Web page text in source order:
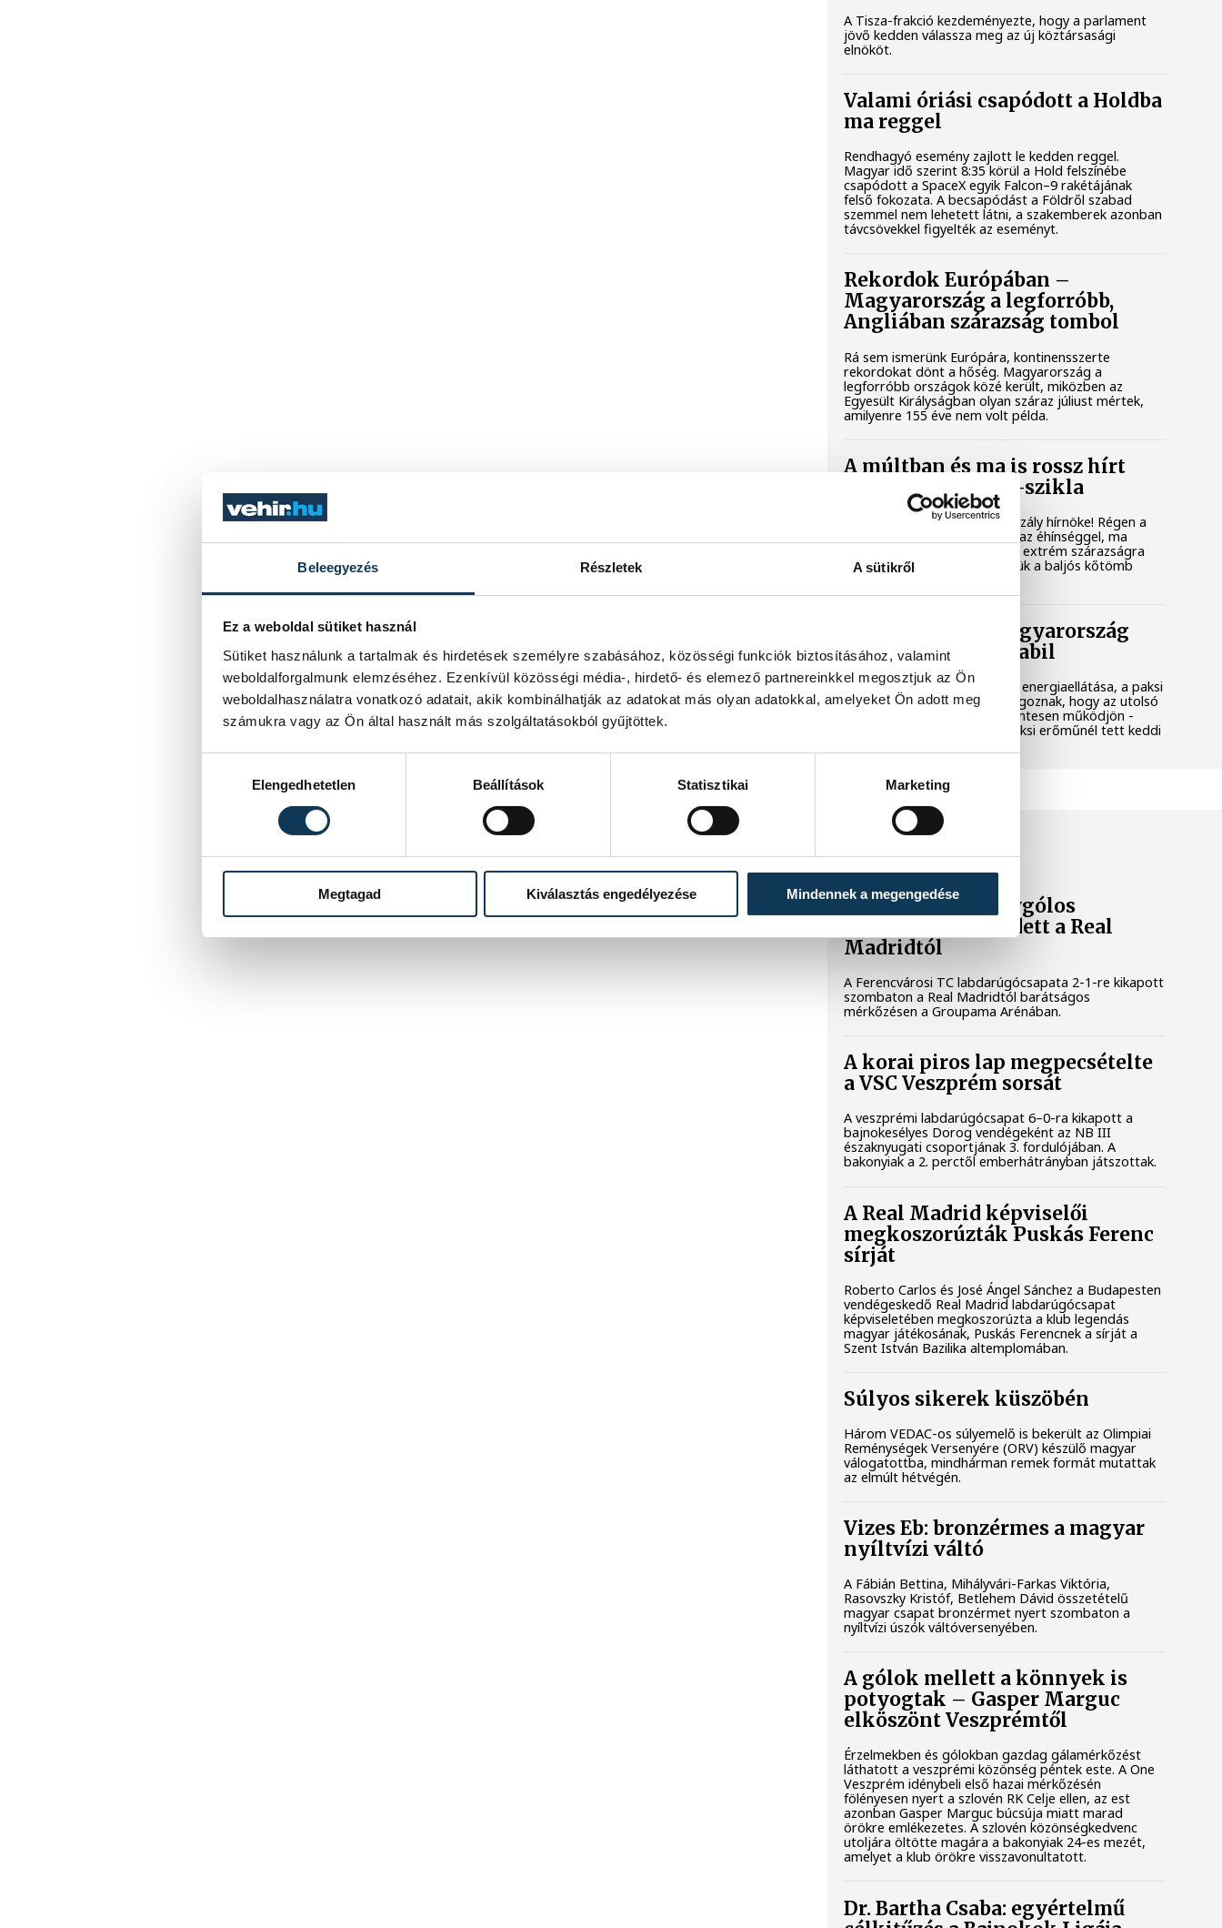
Beleegyezés Részletek A sütikről
Ez a weboldal sütiket használ
Sütiket használunk a tartalmak és hirdetések személyre szabásához, közösségi funkciók biztosításához, valamint
weboldalforgalmunk elemzéséhez. Ezenkívül közösségi média-, hirdető- és elemező partnereinkkel megosztjuk az Ön
weboldalhasználatra vonatkozó adatait, akik kombinálhatják az adatokat más olyan adatokkal, amelyeket Ön adott meg
számukra vagy az Ön által használt más szolgáltatásokból gyűjtöttek.
Elengedhetetlen
Beállítások Statisztikai Marketing
Megtagad Kiválasztás engedélyezése Mindennek a megengedése
A Tisza-frakció kezdeményezte, hogy a parlament
jövő kedden válassza meg az új köztársasági
elnököt.
Valami óriási csapódott a Holdba
ma reggel
Rendhagyó esemény zajlott le kedden reggel.
Magyar idő szerint 8:35 körül a Hold felszínébe
csapódott a SpaceX egyik Falcon–9 rakétájának
felső fokozata. A becsapódást a Földről szabad
szemmel nem lehetett látni, a szakemberek azonban
távcsövekkel figyelték az eseményt.
Rekordok Európában –
Magyarország a legforróbb,
Angliában szárazság tombol
Rá sem ismerünk Európára, kontinensszerte
rekordokat dönt a hőség. Magyarország a
legforróbb országok közé került, miközben az
Egyesült Királyságban olyan száraz júliust mértek,
amilyenre 155 éve nem volt példa.
A múltban és ma is rossz hírt
hoz a dunai Ínség-szikla
Újra kilátszik a Dunából az aszály hírnöke! Régen a
felbukkanása egyet jelentett az éhínséggel, ma
pedig a klímaváltozás okozta extrém szárazságra
hívja fel a figyelmet. Elmeséljük a baljós kőtömb
Magyar Péter: Magyarország
energiaellátása stabil
Jelenleg stabil Magyarország energiaellátása, a paksi
erőmű munkatársai azon dolgoznak, hogy az utolsó
még termelő turbina hibamentesen működjön -
közölte a miniszterelnök a paksi erőműnél tett keddi
SPORT
A Ferencváros egygólos
vereséget szenvedett a Real
Madridtól
A Ferencvárosi TC labdarúgócsapata 2-1-re kikapott
szombaton a Real Madridtól barátságos
mérkőzésen a Groupama Arénában.
A korai piros lap megpecsételte
a VSC Veszprém sorsát
A veszprémi labdarúgócsapat 6–0-ra kikapott a
bajnokesélyes Dorog vendégeként az NB III
északnyugati csoportjának 3. fordulójában. A
bakonyiak a 2. perctől emberhátrányban játszottak.
A Real Madrid képviselői
megkoszorúzták Puskás Ferenc
sírját
Roberto Carlos és José Ángel Sánchez a Budapesten
vendégeskedő Real Madrid labdarúgócsapat
képviseletében megkoszorúzta a klub legendás
magyar játékosának, Puskás Ferencnek a sírját a
Szent István Bazilika altemplomában.
Súlyos sikerek küszöbén
Három VEDAC-os súlyemelő is bekerült az Olimpiai
Reménységek Versenyére (ORV) készülő magyar
válogatottba, mindhárman remek formát mutattak
az elmúlt hétvégén.
Vizes Eb: bronzérmes a magyar
nyíltvízi váltó
A Fábián Bettina, Mihályvári-Farkas Viktória,
Rasovszky Kristóf, Betlehem Dávid összetételű
magyar csapat bronzérmet nyert szombaton a
nyíltvízi úszók váltóversenyében.
A gólok mellett a könnyek is
potyogtak – Gasper Marguc
elköszönt Veszprémtől
Érzelmekben és gólokban gazdag gálamérkőzést
láthatott a veszprémi közönség péntek este. A One
Veszprém idénybeli első hazai mérkőzésén
fölényesen nyert a szlovén RK Celje ellen, az est
azonban Gasper Marguc búcsúja miatt marad
örökre emlékezetes. A szlovén közönségkedvenc
utoljára öltötte magára a bakonyiak 24-es mezét,
amelyet a klub örökre visszavonultatott.
Dr. Bartha Csaba: egyértelmű